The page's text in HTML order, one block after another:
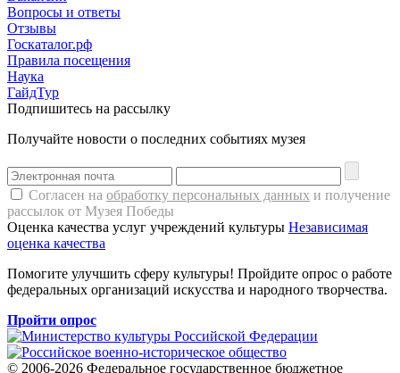
Вопросы и ответы
Отзывы
Госкаталог.рф
Правила посещения
Наука
ГайдТур
Подпишитесь на рассылку
Получайте новости о последних событиях музея
Согласен на обработку персональных данных и получение
рассылок от Музея Победы
Оценка качества услуг учреждений культуры Независимая
оценка качества
Помогите улучшить сферу культуры! Пройдите опрос о работе
федеральных организаций искусства и народного творчества.
Пройти опрос
© 2006-2026 Федеральное государственное бюджетное